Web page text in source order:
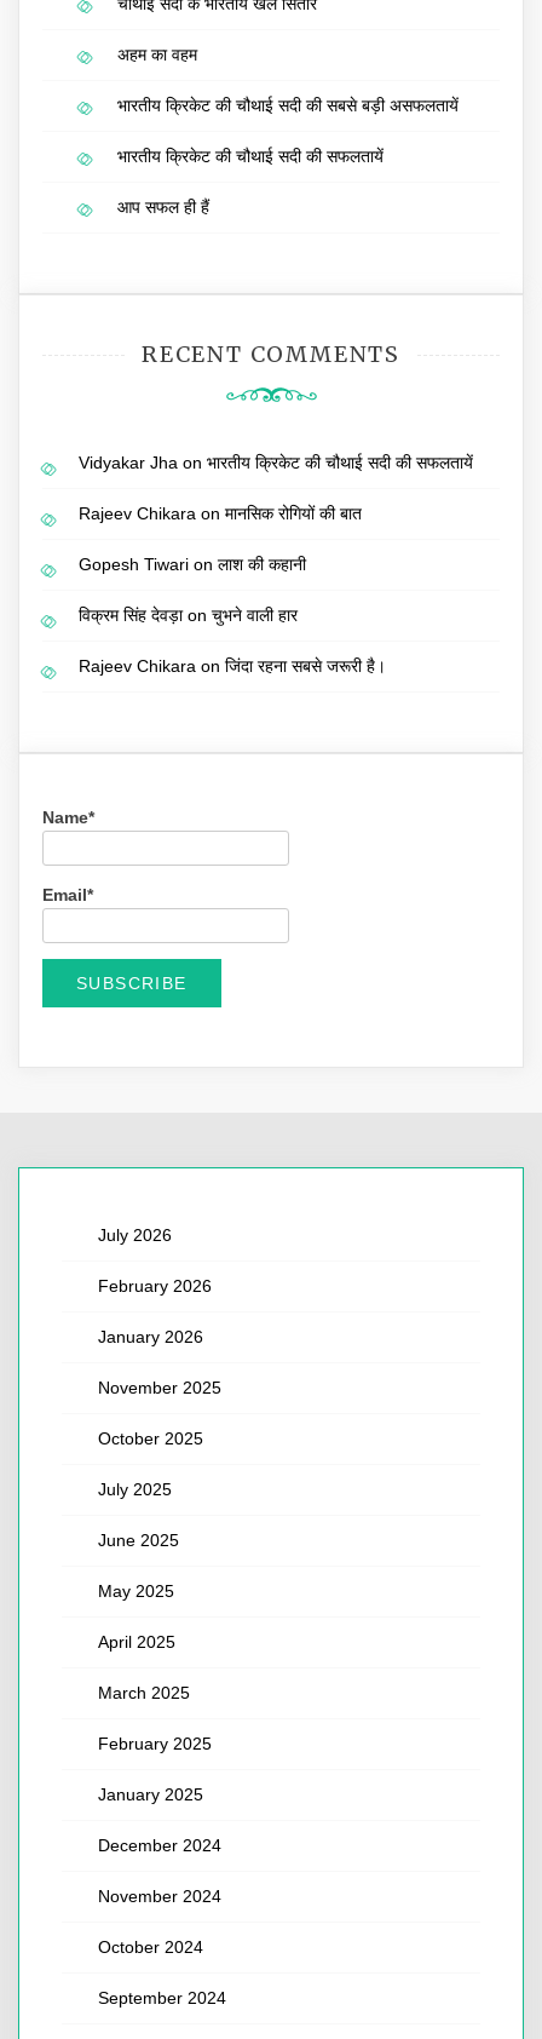
अहम का वहम
भारतीय क्रिकेट की चौथाई सदी की सबसे बड़ी असफलतायें
भारतीय क्रिकेट की चौथाई सदी की सफलतायें
आप सफल ही हैं
RECENT COMMENTS
Vidyakar Jha on भारतीय क्रिकेट की चौथाई सदी की सफलतायें
Rajeev Chikara on मानसिक रोगियों की बात
Gopesh Tiwari on लाश की कहानी
विक्रम सिंह देवड़ाon चुभने वाली हार
Rajeev Chikara on जिंदा रहना सबसे जरूरी है।
Name*
Email*
July 2026
February 2026
January 2026
November 2025
October 2025
July 2025
June 2025
May 2025
April 2025
March 2025
February 2025
January 2025
December 2024
November 2024
October 2024
September 2024